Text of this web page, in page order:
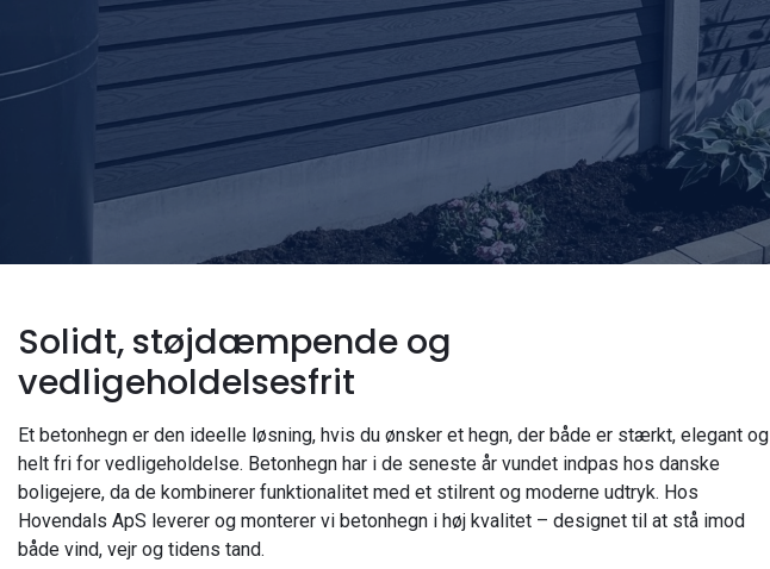
Solidt, støjdæmpende og
vedligeholdelsesfrit
Et betonhegn er den ideelle løsning, hvis du ønsker et hegn, der både er stærkt, elegant og
helt fri for vedligeholdelse. Betonhegn har i de seneste år vundet indpas hos danske
boligejere, da de kombinerer funktionalitet med et stilrent og moderne udtryk. Hos
Hovendals ApS leverer og monterer vi betonhegn i høj kvalitet – designet til at stå imod
både vind, vejr og tidens tand.